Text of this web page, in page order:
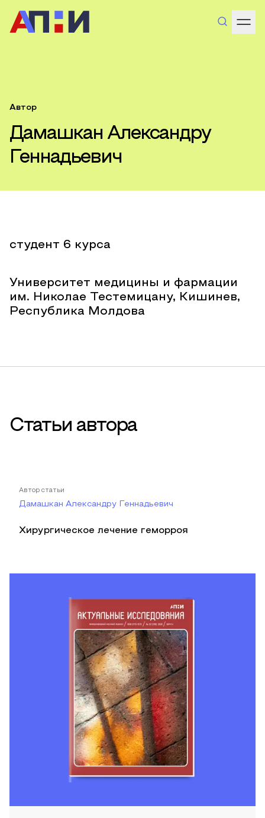
Автор
Дамашкан Александру
Геннадьевич
студент 6 курса
Университет медицины и фармации
им. Николае Тестемицану, Кишинев,
Республика Молдова
Статьи автора
Автор статьи
Дамашкан Александру Геннадьевич
Хирургическое лечение геморроя